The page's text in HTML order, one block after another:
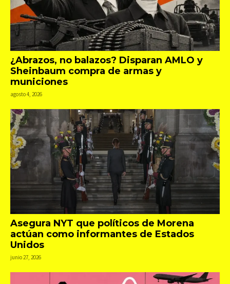
¿Abrazos, no balazos? Disparan AMLO y
Sheinbaum compra de armas y
municiones
agosto 4, 2026
Asegura NYT que políticos de Morena
actúan como informantes de Estados
Unidos
junio 27, 2026